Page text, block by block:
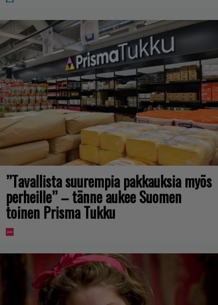
”Tavallista suurempia pakkauksia myös
perheille” – tänne aukee Suomen
toinen Prisma Tukku